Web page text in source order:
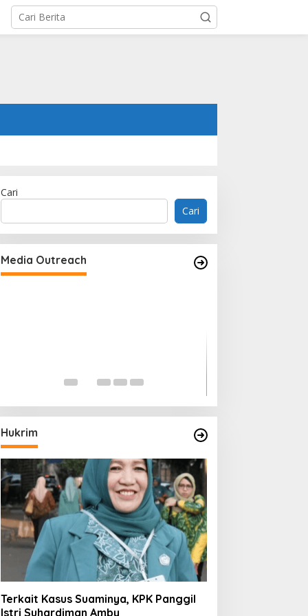
Cari
Cari
Media Outreach
Aon Menunjuk Stephen sebagai
Hukrim
Terkait Kasus Suaminya, KPK Panggil
Istri Suhardiman Amby